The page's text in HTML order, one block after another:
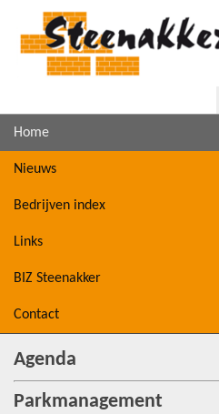
Home
Nieuws
Bedrijven index
Links
BIZ Steenakker
Contact
Agenda
Parkmanagement